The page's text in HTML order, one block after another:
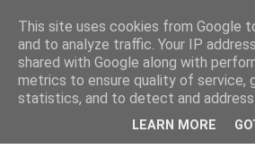
Patatas asadas en el
This site uses cookies from Google
and to analyze traffic. Your IP
shared with Google along with
metrics to ensure quality of service,
statistics, and to detect and address
LEARN MORE